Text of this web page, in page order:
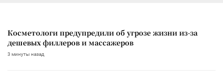
Косметологи предупредили об угрозе жизни из-за
дешевых филлеров и массажеров
3 минуты назад